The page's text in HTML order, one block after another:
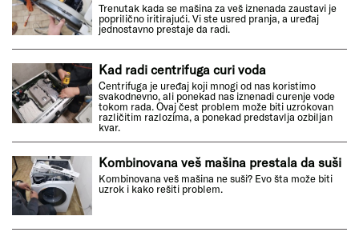
Trenutak kada se mašina za veš iznenada zaustavi je
poprilično iritirajući. Vi ste usred pranja, a uređaj
jednostavno prestaje da radi.
Kad radi centrifuga curi voda
Centrifuga je uređaj koji mnogi od nas koristimo
svakodnevno, ali ponekad nas iznenadi curenje vode
tokom rada. Ovaj čest problem može biti uzrokovan
različitim razlozima, a ponekad predstavlja ozbiljan
kvar.
Kombinovana veš mašina prestala da suši
Kombinovana veš mašina ne suši? Evo šta može biti
uzrok i kako rešiti problem.